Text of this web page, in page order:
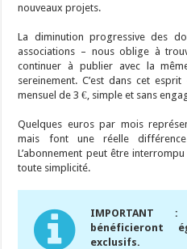
nouveaux projets.
La diminution progressive des
associations – nous oblige à
continuer à publier avec la
sereinement. C’est dans cet
mensuel de 3 €, simple et sans
Quelques euros par mois
mais font une réelle
L’abonnement peut être
toute simplicité.
bénéficieront
exclusifs.